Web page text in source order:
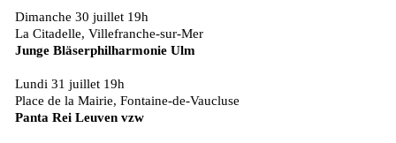
Dimanche 30 juillet 19h
La Citadelle, Villefranche-sur-Mer
Junge Bläserphilharmonie Ulm
Lundi 31 juillet 19h
Place de la Mairie, Fontaine-de-Vaucluse
Panta Rei Leuven vzw